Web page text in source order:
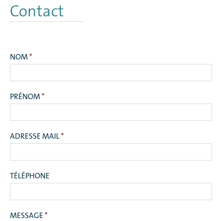
Contact
NOM*
PRÉNOM*
ADRESSE MAIL*
TÉLÉPHONE
MESSAGE*